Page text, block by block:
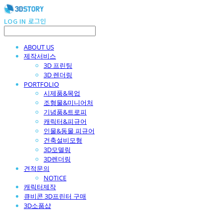
LOG IN 로그인
ABOUT US
제작서비스
3D 프린팅
3D 렌더링
PORTFOLIO
시제품&목업
조형물&미니어처
기념품&트로피
캐릭터&피규어
인물&동물 피규어
건축설비모형
3D모델링
3D렌더링
견적문의
NOTICE
캐릭터제작
큐비콘 3D프린터 구매
3D소품샵